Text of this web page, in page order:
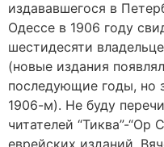
издававшегося в
Одессе в 1906 году
шестидесяти
(новые издания
последующие годы, но
1906-м). Не буду
читателей “Тиква”-“Ор